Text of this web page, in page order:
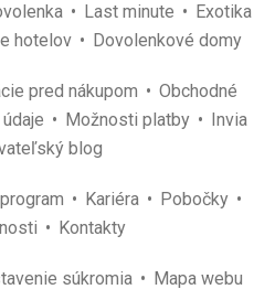
Last minute
Exotika
hotelov Dovolenkové domy
pred nákupom
Obchodné
Možnosti platby
Invia
blog
Kariéra
Pobočky
Kontakty
súkromia Mapa webu